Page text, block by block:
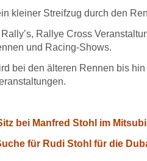
kleiner Streifzug durch den
Rallye Cross
und Racing-Shows.
bei den älteren Rennen bis
bei Manfred Stohl im
für Rudi Stohl für die